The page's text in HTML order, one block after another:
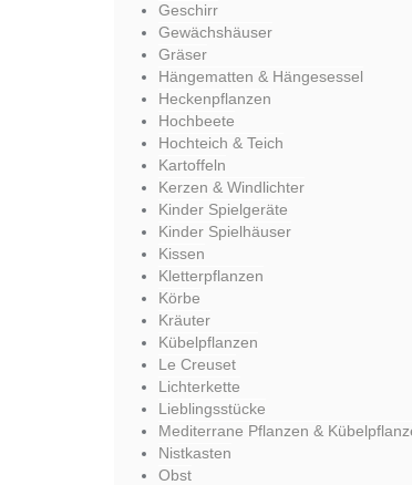
Geschirr
Gewächshäuser
Gräser
Hängematten & Hängesessel
Heckenpflanzen
Hochbeete
Hochteich & Teich
Kartoffeln
Kerzen & Windlichter
Kinder Spielgeräte
Kinder Spielhäuser
Kissen
Kletterpflanzen
Körbe
Kräuter
Kübelpflanzen
Le Creuset
Lichterkette
Lieblingsstücke
Mediterrane Pflanzen &
Nistkasten
Obst